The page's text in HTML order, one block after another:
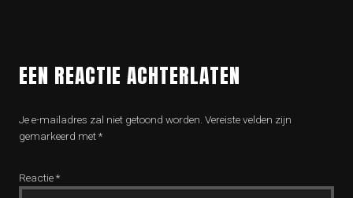
EEN REACTIE ACHTERLATEN
Je e-mailadres zal niet getoond worden. Vereiste velden zijn
gemarkeerd met*
Reactie*